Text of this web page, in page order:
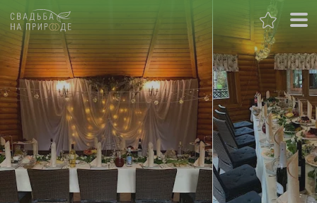
Москва
Банкет
Свадьба
День рождения